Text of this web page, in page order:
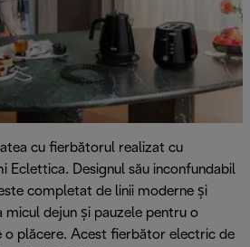
cu fierbătorul realizat cu
Eclettica. Designul său inconfundabil
completat de linii moderne și
micul dejun și pauzele pentru o
o plăcere. Acest fierbător electric de